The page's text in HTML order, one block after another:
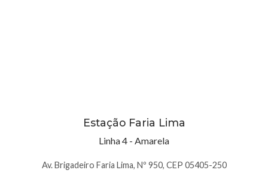
Estação Faria Lima
Linha 4 - Amarela
Av. Brigadeiro Faria Lima, Nº 950, CEP 05405-250